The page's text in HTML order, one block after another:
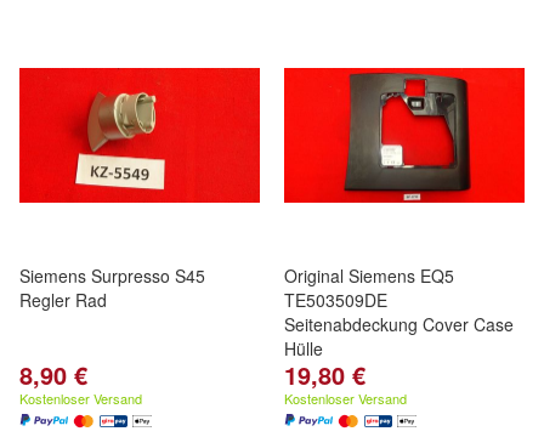
Siemens Surpresso S45
Regler Rad
8,90 €
Kostenloser Versand
Original Siemens EQ5
TE503509DE
Seitenabdeckung Cover Case
Hülle
19,80 €
Kostenloser Versand